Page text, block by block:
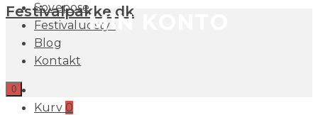
Sovepose
Festivaludstyr
Blog
Kontakt
Kurv 0
Festivalpakke.dk
0
MIN KONTO